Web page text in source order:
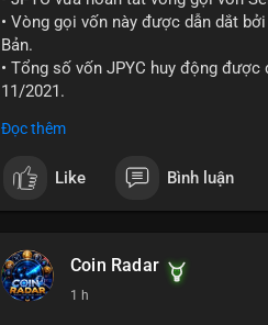
xúc; hãy chờ xác nhận hướng đi
thời đặt lệnh dừng lỗ chặt chẽ để
#25dot8btc #dichuyen1_66trieuusd
• Vòng gọi vốn này được dẫn dắt
Bản.
• Tổng số vốn JPYC huy động
11/2021.
#jpyc #cryptonews
$btc $eth
📰 Nguồn: CoinDesk
Đọc thêm
Like Bình luận
Coin Radar
1 h